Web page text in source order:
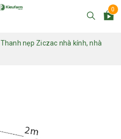
0
Thanh nẹp Ziczac nhà kính, nhà